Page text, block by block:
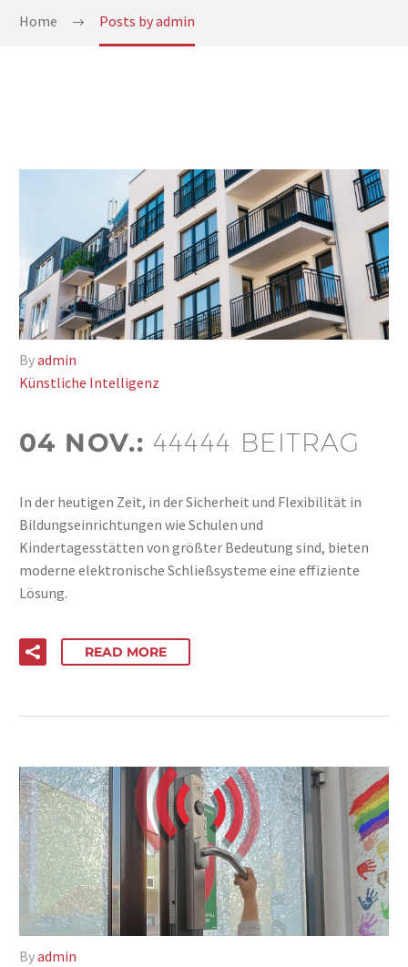
Home Posts by admin
Byadmin
Künstliche Intelligenz
04 NOV.: 44444 BEITRAG
In der heutigen Zeit, in der Sicherheit und Flexibilität in
Bildungseinrichtungen wie Schulen und
Kindertagesstätten von größter Bedeutung sind, bieten
moderne elektronische Schließsysteme eine effiziente
Lösung.
READ MORE
Byadmin